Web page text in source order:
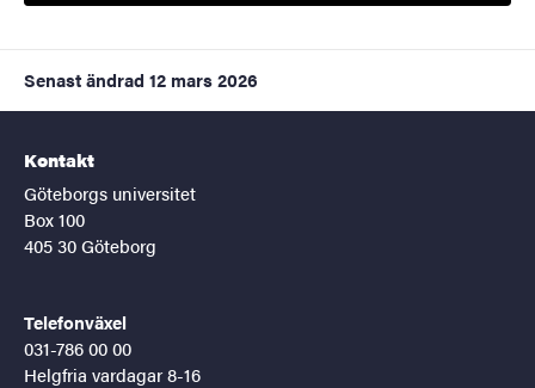
Senast ändrad 12 mars 2026
Kontakt
Göteborgs universitet
Box 100
405 30 Göteborg
Telefonväxel
031-786 00 00
Helgfria vardagar 8-16